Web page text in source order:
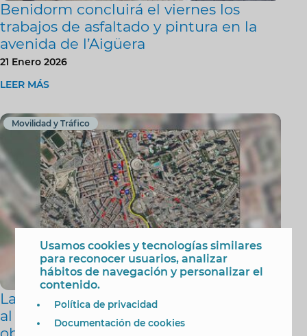
Benidorm concluirá el viernes los
trabajos de asfaltado y pintura en la
avenida de l’Aigüera
21 Enero 2026
LEER MÁS
Movilidad y Tráfico
La avenida de l’Aigüera estará cortada
al tráfico del 19 al 23 de enero por
Usamos cookies y tecnologías similares
para reconocer usuarios, analizar
hábitos de navegación y personalizar el
contenido.
Política de privacidad
Documentación de cookies